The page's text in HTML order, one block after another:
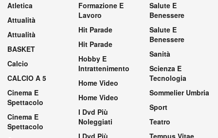
Atletica
Attualità
Attualità
BASKET
Calcio
CALCIO A 5
Cinema E
Spettacolo
Cinema E
Spettacolo
Formazione E
Lavoro
Hit Parade
Hit Parade
Hobby E
Intrattenimento
Home Video
Home Video
I Dvd Più
Noleggiati
Salute E
Benessere
Salute E
Benessere
Sanità
Scienza E
Tecnologia
Sommelier Umbria
Sport
Teatro